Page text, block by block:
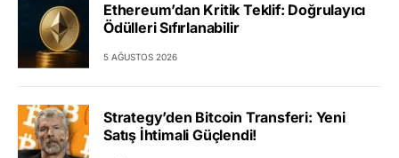
Ethereum’dan Kritik Teklif: Doğrulayıcı
Ödülleri Sıfırlanabilir
5 AĞUSTOS 2026
Strategy’den Bitcoin Transferi: Yeni
Satış İhtimali Güçlendi!